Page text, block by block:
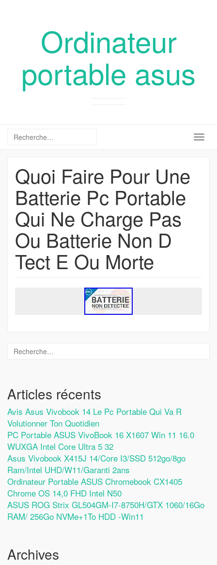
Ordinateur
portable asus
Quoi Faire Pour Une
Batterie Pc Portable
Qui Ne Charge Pas
Ou Batterie Non D
Tect E Ou Morte
Articles récents
Avis Asus Vivobook 14 Le Pc Portable Qui Va R
Volutionner Ton Quotidien
PC Portable ASUS VivoBook 16 X1607 Win 11 16.0
WUXGA Intel Core Ultra 5 32
Asus Vivobook X415J 14/Core I3/SSD 512go/8go
Ram/Intel UHD/W11/Garanti 2ans
Ordinateur Portable ASUS Chromebook CX1405
Chrome OS 14,0 FHD Intel N50
ASUS ROG Strix GL504GM-I7-8750H/GTX 1060/16Go
RAM/ 256Go NVMe+1To HDD -Win11
Archives